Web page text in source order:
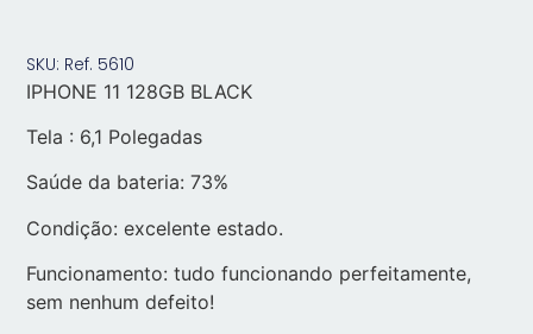
SKU: Ref. 5610
IPHONE 11 128GB BLACK
Tela : 6,1 Polegadas
Saúde da bateria: 73%
Condição: excelente estado.
Funcionamento: tudo funcionando perfeitamente,
sem nenhum defeito!